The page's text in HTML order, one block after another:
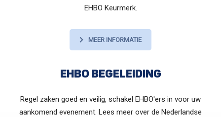
EHBO Keurmerk.
MEER INFORMATIE
EHBO BEGELEIDING
Regel zaken goed en veilig, schakel EHBO'ers in voor uw
aankomend evenement. Lees meer over de Nederlandse